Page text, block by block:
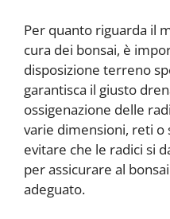
Per quanto riguarda il
cura dei bonsai, è
disposizione terreno
garantisca il giusto
ossigenazione delle
varie dimensioni, reti
evitare che le radici si
per assicurare al
adeguato.